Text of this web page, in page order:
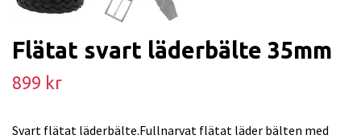
Flätat svart läderbälte 35mm
899 kr
Svart flätat läderbälte.Fullnarvat flätat läder bälten med